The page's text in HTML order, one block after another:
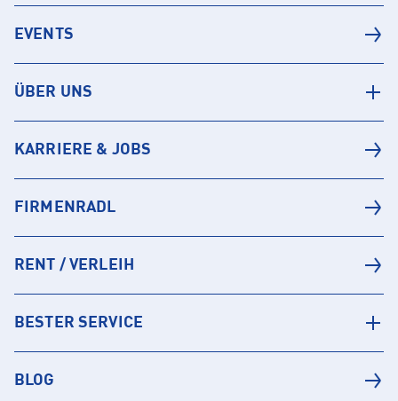
EVENTS
ÜBER UNS
KARRIERE & JOBS
FIRMENRADL
RENT / VERLEIH
BESTER SERVICE
BLOG